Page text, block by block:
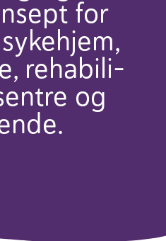
for
reha­bi­li­
og